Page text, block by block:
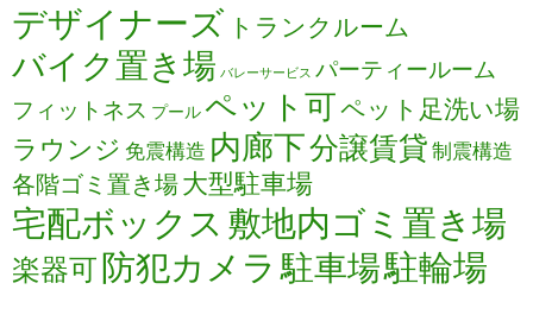
デザイナーズ トランクルーム
バイク置き場 バレーサービス パーティールーム
フィットネス プールペット可ペット足洗い場
ラウンジ 免震構造 内廊下分譲賃貸制震構造
各階ゴミ置き場大型駐車場
宅配ボックス 敷地内ゴミ置き場
楽器可防犯カメラ 駐車場駐輪場